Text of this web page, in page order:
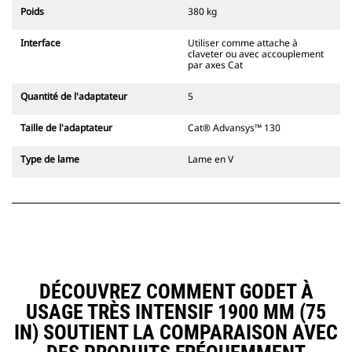
champ de vision du conducteur.
axes Cat sont compatibles avec les
pelles hydrauliques à chaînes 311-
Des attaches à largeur de
disponibles.
le système d'attache spéciale CW
CW sont dotées d'un système de
disponibles pour toutes les pelles
hydrauliques à chaines et sur
pneus.
Poids 380 kg
Interface
Utiliser comme attache à
claveter ou avec accouplement
par axes Cat
Quantité de l'adaptateur 5
Taille de l'adaptateur Cat® Advansys™ 130
Type de lame Lame en V
DÉCOUVREZ COMMENT GODET À
USAGE TRÈS INTENSIF 1900 MM (75
IN) SOUTIENT LA COMPARAISON AVEC